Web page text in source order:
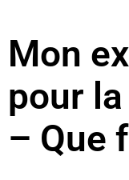
Mon
pour
– Que